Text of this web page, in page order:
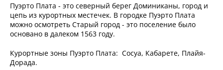
Пуэрто Плата - это северный берег Доминиканы, город и
цепь из курортных местечек. В городке Пуэрто Плата
можно осмотреть Старый город - это поселение было
основано в далеком 1563 году.
Курортные зоны Пуэрто Плата: Сосуа, Кабарете, Плайя-
Дорада.